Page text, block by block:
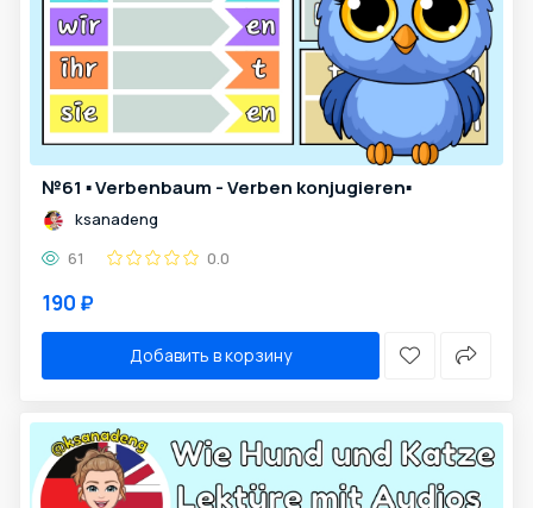
№61 ▪️ Verbenbaum - Verben konjugieren▪️
ksanadeng
61
0.0
190 ₽
Добавить в корзину